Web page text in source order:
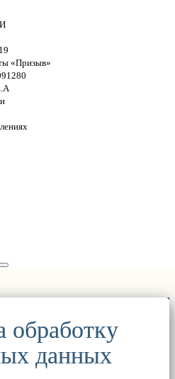
«Призыв»
обработку
данных